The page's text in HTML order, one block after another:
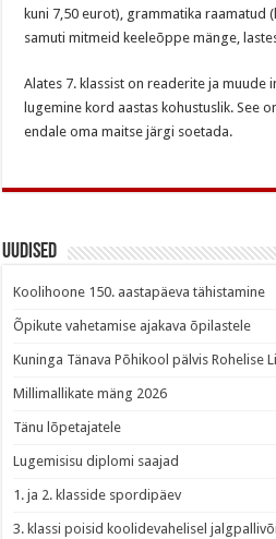
kuni 7,50 eurot), grammatika raamatud
samuti mitmeid keeleõppe mänge,
Alates 7. klassist on readerite ja muude
lugemine kord aastas kohustuslik. See
endale oma maitse järgi soetada.
Uudised
Koolihoone 150. aastapäeva tähistamine
Õpikute vahetamise ajakava õpilastele
Kuninga Tänava Põhikool pälvis Rohelise
Millimallikate mäng 2026
Tänu lõpetajatele
Lugemisisu diplomi saajad
1. ja 2. klasside spordipäev
3. klassi poisid koolidevahelisel